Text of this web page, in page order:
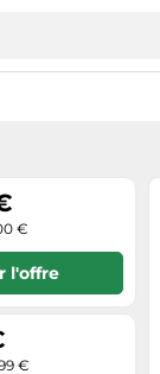
€
l'offre
€